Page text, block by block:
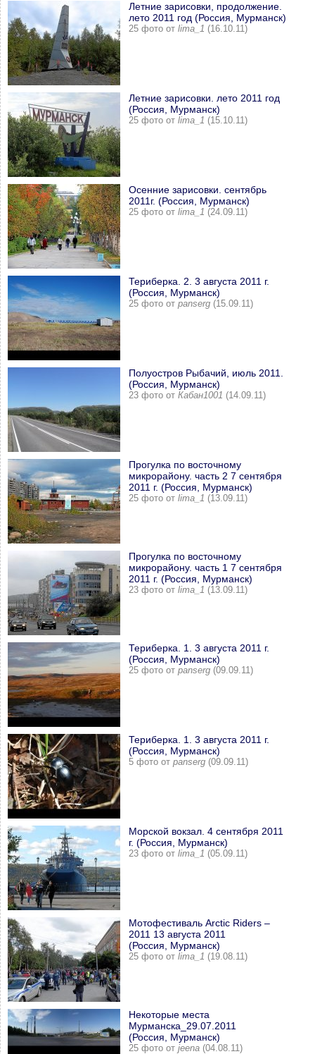
Летние зарисовки, продолжение.
лето 2011 год (Россия, Мурманск)
25 фото от lima_1 (16.10.11)
Летние зарисовки. лето 2011 год
(Россия, Мурманск)
25 фото от lima_1 (15.10.11)
Осенние зарисовки. сентябрь
2011г. (Россия, Мурманск)
25 фото от lima_1 (24.09.11)
Териберка. 2. 3 августа 2011 г.
(Россия, Мурманск)
25 фото от panserg (15.09.11)
Полуостров Рыбачий, июль 2011.
(Россия, Мурманск)
23 фото от Кабан1001 (14.09.11)
Прогулка по восточному
микрорайону. часть 2 7 сентября
2011 г. (Россия, Мурманск)
25 фото от lima_1 (13.09.11)
Прогулка по восточному
микрорайону. часть 1 7 сентября
2011 г. (Россия, Мурманск)
23 фото от lima_1 (13.09.11)
Териберка. 1. 3 августа 2011 г.
(Россия, Мурманск)
25 фото от panserg (09.09.11)
Териберка. 1. 3 августа 2011 г.
(Россия, Мурманск)
5 фото от panserg (09.09.11)
Морской вокзал. 4 сентября 2011
г. (Россия, Мурманск)
23 фото от lima_1 (05.09.11)
Мотофестиваль Arctic Riders –
2011 13 августа 2011
(Россия, Мурманск)
25 фото от lima_1 (19.08.11)
Некоторые места
Мурманска_29.07.2011
(Россия, Мурманск)
25 фото от jeena (04.08.11)